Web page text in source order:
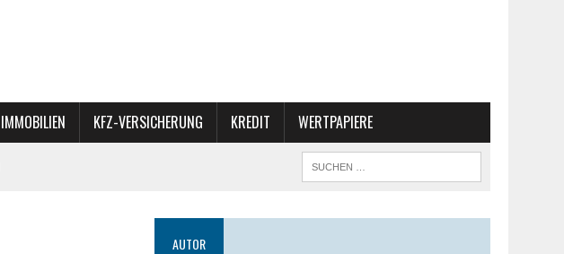
IMMOBILIEN KFZ-VERSICHERUNG KREDIT WERTPAPIERE
AUTOR